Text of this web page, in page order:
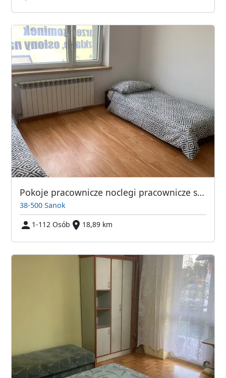
Pokoje pracownicze noclegi pracownicze sanok
38-500 Sanok
1-112 Osób
18,89 km